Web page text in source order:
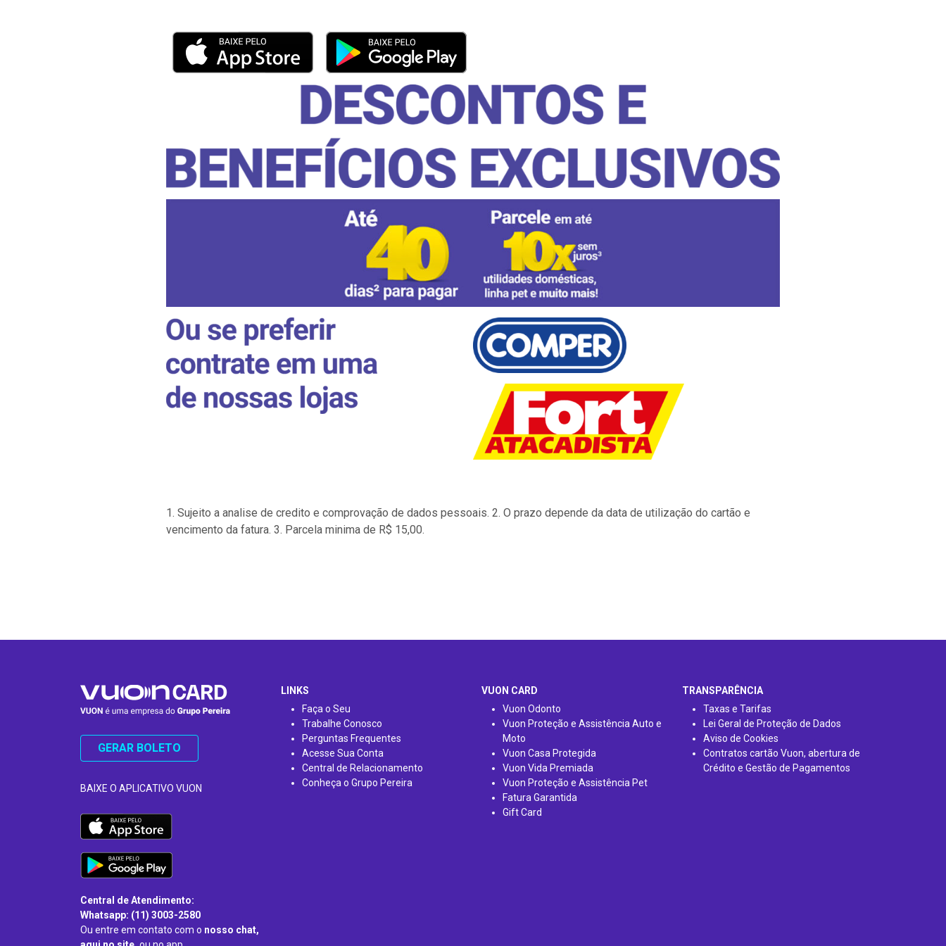
1. Sujeito a analise de credito e comprovação de dados pessoais. 2. O prazo depende da data de utilização do cartão e
vencimento da fatura. 3. Parcela minima de R$ 15,00.
GERAR BOLETO
BAIXE O APLICATIVO VUON
Central de Atendimento:
Whatsapp: (11) 3003-2580
Ou entre em contato com o nosso chat,
LINKS
Faça o Seu
Trabalhe Conosco
Perguntas Frequentes
Acesse Sua Conta
Central de Relacionamento
Conheça o Grupo Pereira
VUON CARD
Vuon Odonto
Vuon Proteção e Assistência Auto e
Moto
Vuon Casa Protegida
Vuon Vida Premiada
Vuon Proteção e Assistência Pet
Fatura Garantida
Gift Card
TRANSPARÊNCIA
Taxas e Tarifas
Lei Geral de Proteção de Dados
Aviso de Cookies
Contratos cartão Vuon, abertura de
Crédito e Gestão de Pagamentos